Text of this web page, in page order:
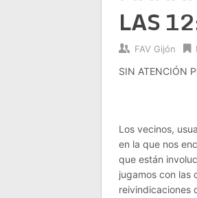
LAS
FAV Gijón
SIN ATENCIÓN
Los vecinos,
en la que nos
que están
jugamos con las
reivindicaciones